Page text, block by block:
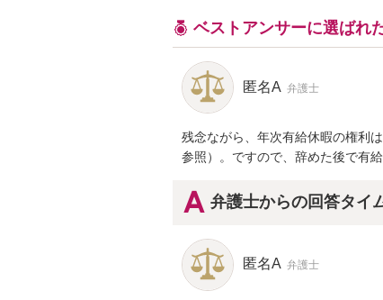
ベストアンサーに選ばれ
匿名A 弁護士
残念ながら、年次有給休暇の権利
参照）。ですので、辞めた後で有
弁護士からの回答タイ
匿名A 弁護士